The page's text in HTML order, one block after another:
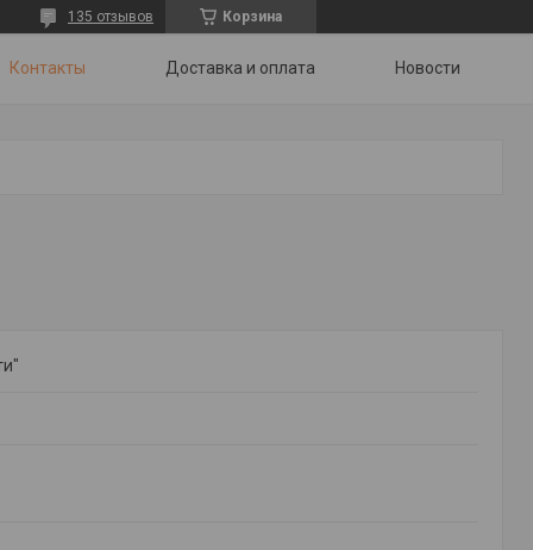
Корзина
135 отзывов
Контакты Доставка и оплата Новости